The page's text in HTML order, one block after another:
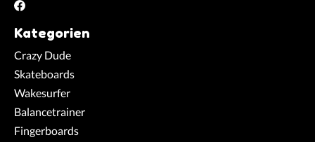
Kategorien
Crazy Dude
Skateboards
Wakesurfer
Balancetrainer
Fingerboards